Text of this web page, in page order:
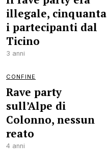
illegale, cinquanta
i partecipanti dal
Ticino
3 anni
CONFINE
Rave party
sull’Alpe di
Colonno, nessun
reato
4 anni